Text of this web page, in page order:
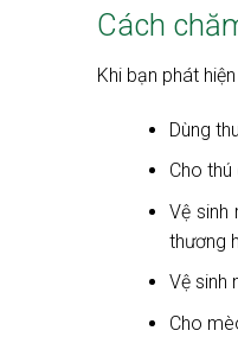
Cách
Khi bạn phát
Dùng
Cho
Vệ
thương
Vệ sinh
Cho